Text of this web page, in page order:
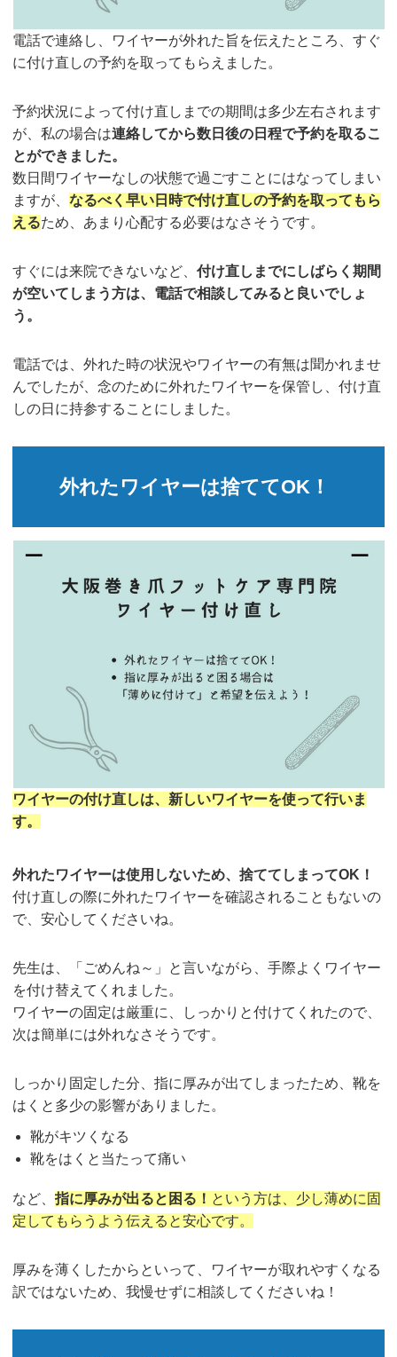
電話で連絡し、ワイヤーが外れた旨を伝えたところ、すぐ
に付け直しの予約を取ってもらえました。
予約状況によって付け直しまでの期間は多少左右されます
が、私の場合は連絡してから数日後の日程で予約を取るこ
とができました。
数日間ワイヤーなしの状態で過ごすことにはなってしまい
ますが、なるべく早い日時で付け直しの予約を取ってもら
えるため、あまり心配する必要はなさそうです。
すぐには来院できないなど、付け直しまでにしばらく期間
が空いてしまう方は、電話で相談してみると良いでしょ
う。
電話では、外れた時の状況やワイヤーの有無は聞かれませ
んでしたが、念のために外れたワイヤーを保管し、付け直
しの日に持参することにしました。
外れたワイヤーは捨ててOK！
ワイヤーの付け直しは、新しいワイヤーを使って行いま
す。
外れたワイヤーは使用しないため、捨ててしまってOK！
付け直しの際に外れたワイヤーを確認されることもないの
で、安心してくださいね。
先生は、「ごめんね～」と言いながら、手際よくワイヤー
を付け替えてくれました。
ワイヤーの固定は厳重に、しっかりと付けてくれたので、
次は簡単には外れなさそうです。
しっかり固定した分、指に厚みが出てしまったため、靴を
はくと多少の影響がありました。
靴がキツくなる
靴をはくと当たって痛い
など、指に厚みが出ると困る！ という方は、少し薄めに固
定してもらうよう伝えると安心です。
厚みを薄くしたからといって、ワイヤーが取れやすくなる
訳ではないため、我慢せずに相談してくださいね！